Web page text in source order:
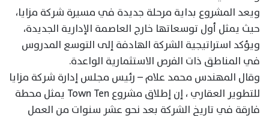
ويعد المشروع بداية مرحلة جديدة في مسيرة شركة مزايا،
حيث يمثل أول توسعاتها خارج العاصمة الإدارية الجديدة،
ويؤكد استراتيجية الشركة الهادفة إلى التوسع المدروس
في المناطق ذات الفرص الاستثمارية الواعدة.
وقال المهندس محمد علام – رئيس مجلس إدارة شركة مزايا
للتطوير العقاري ، إن إطلاق مشروع Town Ten يمثل محطة
فارقة في تاريخ الشركة بعد نحو عشر سنوات من العمل